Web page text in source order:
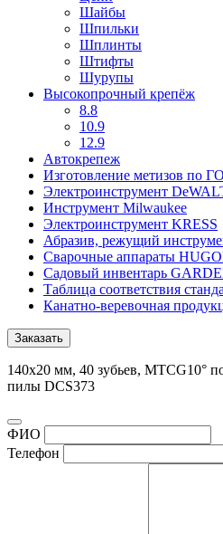
Шайбы
Шпильки
Шплинты
Штифты
Шурупы
Высокопрочный крепёж
8.8
10.9
12.9
Автокрепеж
Изготовление метизов по
Электроинструмент
Инструмент Milwaukee
Электроинструмент KRESS
Абразив, режущий
Сварочные аппараты
Садовый инвентарь
Таблица соответствия
Канатно-веревочная
Заказать
140х20 мм, 40 зубьев, MTCG10°
пилы DCS373
ФИО
Телефон